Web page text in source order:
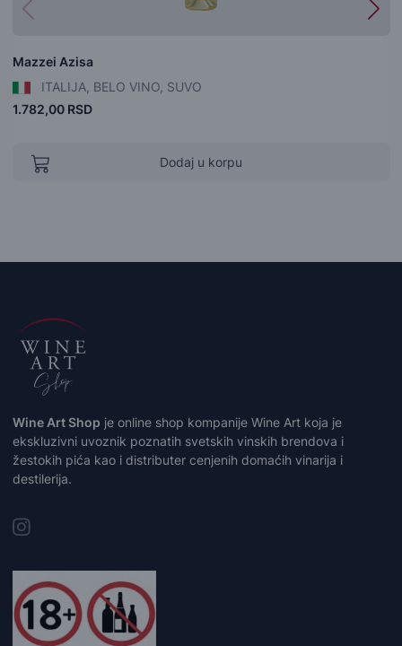
Mazzei Azisa
ITALIJA, BELO VINO, SUVO
1.782,00 RSD
Dodaj u korpu
Wine Art Shop je online shop kompanije Wine Art koja je
ekskluzivni uvoznik poznatih svetskih vinskih brendova i
žestokih pića kao i distributer cenjenih domaćih vinarija i
destilerija.